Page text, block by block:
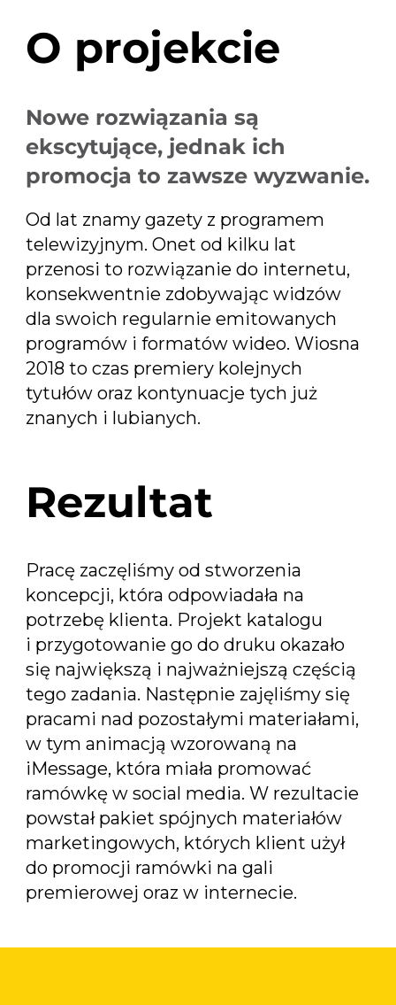
O projekcie
Nowe rozwiązania są
ekscytujące, jednak ich
promocja to zawsze wyzwanie.
Od lat znamy gazety z programem
telewizyjnym. Onet od kilku lat
przenosi to rozwiązanie do internetu,
konsekwentnie zdobywając widzów
dla swoich regularnie emitowanych
programów i formatów wideo. Wiosna
2018 to czas premiery kolejnych
tytułów oraz kontynuacje tych już
znanych i lubianych.
Rezultat
Pracę zaczęliśmy od stworzenia
koncepcji, która odpowiadała na
potrzebę klienta. Projekt katalogu
i przygotowanie go do druku okazało
się największą i najważniejszą częścią
tego zadania. Następnie zajęliśmy się
pracami nad pozostałymi materiałami,
w tym animacją wzorowaną na
iMessage, która miała promować
ramówkę w social media. W rezultacie
powstał pakiet spójnych materiałów
marketingowych, których klient użył
do promocji ramówki na gali
premierowej oraz w internecie.